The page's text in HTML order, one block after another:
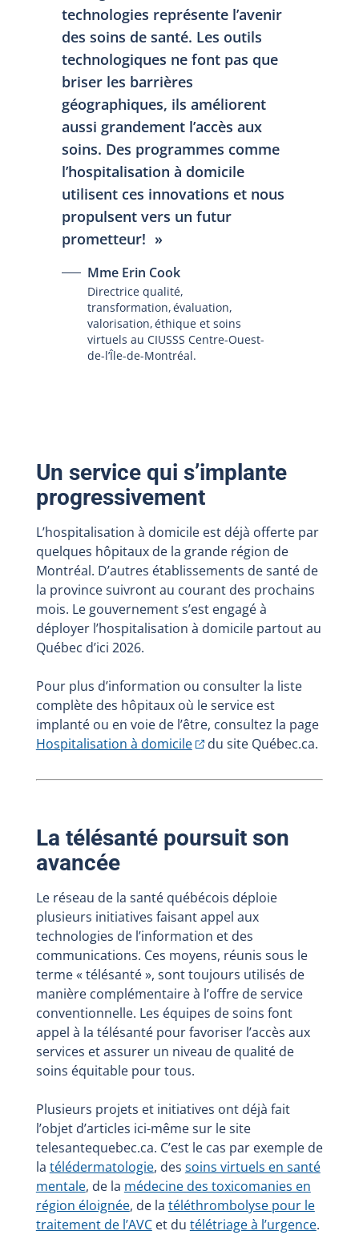
technologies représente l’avenir
des soins de santé. Les outils
technologiques ne font pas que
briser les barrières
géographiques, ils améliorent
aussi grandement l’accès aux
soins. Des programmes comme
l’hospitalisation à domicile
utilisent ces innovations et nous
propulsent vers un futur
prometteur!
Mme Erin Cook
Directrice qualité,
transformation, évaluation,
valorisation, éthique et soins
virtuels au CIUSSS Centre-Ouest-
de-l’Île-de-Montréal.
Un service qui s’implante
progressivement
L’hospitalisation à domicile est déjà offerte par
quelques hôpitaux de la grande région de
Montréal. D’autres établissements de santé de
la province suivront au courant des prochains
mois. Le gouvernement s’est engagé à
déployer l’hospitalisation à domicile partout au
Québec d’ici 2026.
Pour plus d’information ou consulter la liste
complète des hôpitaux où le service est
implanté ou en voie de l’être, consultez la page
Hospitalisation à domicile du site Québec.ca.
La télésanté poursuit son
avancée
Le réseau de la santé québécois déploie
plusieurs initiatives faisant appel aux
technologies de l’information et des
communications. Ces moyens, réunis sous le
terme « télésanté », sont toujours utilisés de
manière complémentaire à l’offre de service
conventionnelle. Les équipes de soins font
appel à la télésanté pour favoriser l’accès aux
services et assurer un niveau de qualité de
soins équitable pour tous.
Plusieurs projets et initiatives ont déjà fait
l’objet d’articles ici-même sur le site
telesantequebec.ca. C’est le cas par exemple de
la télédermatologie, des soins virtuels en santé
mentale, de la médecine des toxicomanies en
région éloignée, de la téléthrombolyse pour le
traitement de l’AVCet du télétriage à l’urgence.